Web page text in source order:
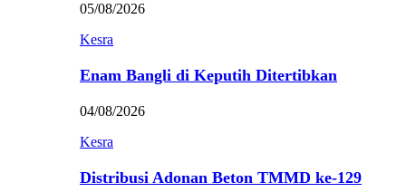
05/08/2026
Kesra
Enam Bangli di Keputih Ditertibkan
04/08/2026
Kesra
Distribusi Adonan Beton TMMD ke-129